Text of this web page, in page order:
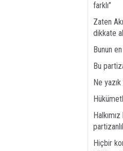
farklı’’
Zaten
dikkate
Bunun
Bu
Ne yazık
Hiçbir